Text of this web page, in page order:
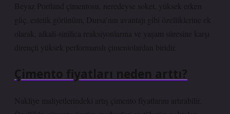
Beyaz Portland çimentosu, neredeyse soket, yüksek erken
güç, estetik görünüm, Dursa’nın avantajı gibi özelliklerine ek
olarak, alkali-sinilica reaksiyonlarına ve yaşam süresine karşı
dirençli yüksek performanslı çimentolardan biridir.
Çimento fiyatları neden arttı?
Nakliye maliyetlerindeki artış çimento fiyatlarını artırabilir.